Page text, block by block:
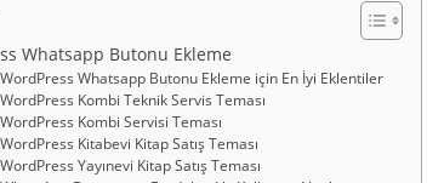
Whatsapp Butonu Ekleme
WordPress Whatsapp Butonu Ekleme için En İyi Eklentiler
WordPress Kombi Teknik Servis Teması
WordPress Kombi Servisi Teması
WordPress Kitabevi Kitap Satış Teması
WordPress Yayınevi Kitap Satış Teması